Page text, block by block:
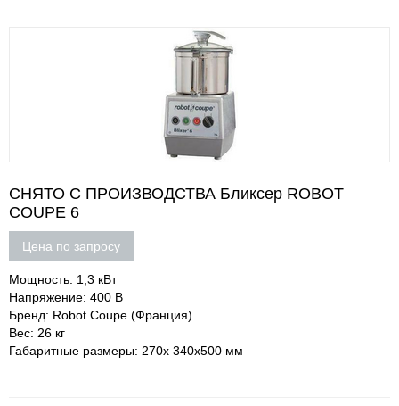
СНЯТО С ПРОИЗВОДСТВА Бликсер ROBOT
COUPE 6
Цена по запросу
Мощность: 1,3 кВт
Напряжение: 400 В
Бренд: Robot Coupe (Франция)
Вес: 26 кг
Габаритные размеры: 270х 340х500 мм